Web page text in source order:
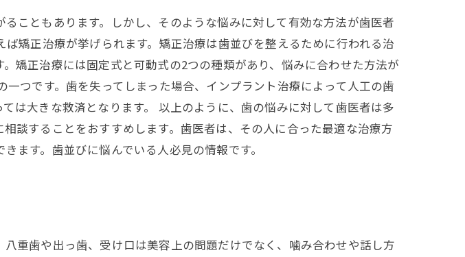
こともあります。しかし、そのような悩みに対して有効な方法が歯医者
矯正治療が挙げられます。矯正治療は歯並びを整えるために行われる治
矯正治療には固定式と可動式の2つの種類があり、悩みに合わせた方法が
つです。歯を失ってしまった場合、インプラント治療によって人工の歯
は大きな救済となります。 以上のように、歯の悩みに対して歯医者は多
談することをおすすめします。歯医者は、その人に合った最適な治療方
ます。歯並びに悩んでいる人必見の情報です。
重歯や出っ歯、受け口は美容上の問題だけでなく、噛み合わせや話し方